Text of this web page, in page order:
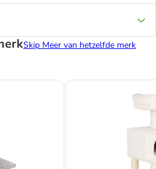
Skip Meer van hetzelfde merk